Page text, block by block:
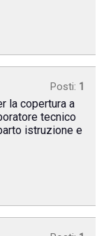
Posti: 1
la copertura a
tecnico
istruzione e